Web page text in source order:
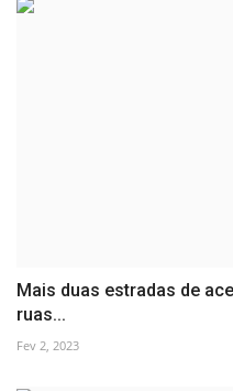
Mais duas estradas de
ruas...
Fev 2, 2023